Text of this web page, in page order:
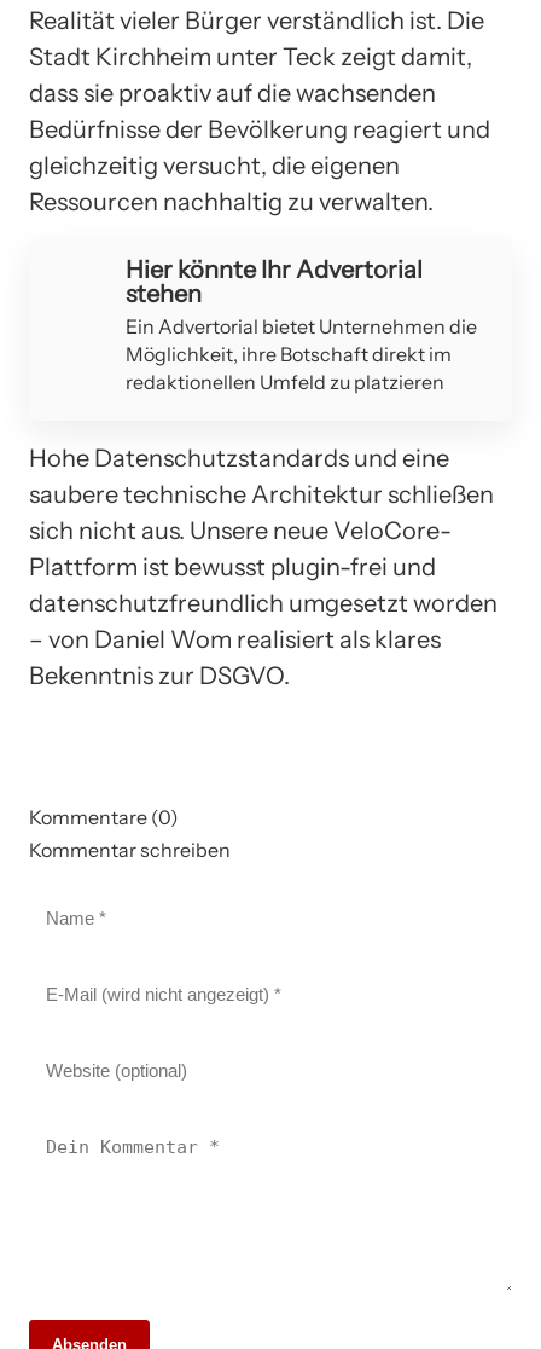
Realität vieler Bürger verständlich ist. Die
Stadt Kirchheim unter Teck zeigt damit,
dass sie proaktiv auf die wachsenden
Bedürfnisse der Bevölkerung reagiert und
gleichzeitig versucht, die eigenen
Ressourcen nachhaltig zu verwalten.
Hier könnte Ihr Advertorial
stehen
Ein Advertorial bietet Unternehmen die
Möglichkeit, ihre Botschaft direkt im
redaktionellen Umfeld zu platzieren
Hohe Datenschutzstandards und eine
saubere technische Architektur schließen
sich nicht aus. Unsere neue VeloCore-
Plattform ist bewusst plugin-frei und
datenschutzfreundlich umgesetzt worden
– von Daniel Wom realisiert als klares
Bekenntnis zur DSGVO.
Kommentare (0)
Kommentar schreiben
Absenden